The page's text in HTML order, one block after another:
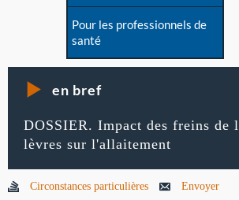
Pour les professionnels de
santé
en bref
DOSSIER. Impact des freins de
lèvres sur l'allaitement
Circonstances particulières Envoyer